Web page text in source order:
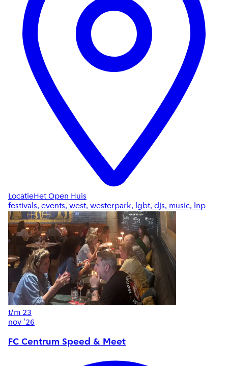
LocatieHet Open Huis
festivals, events, west, westerpark, lgbt, djs, music, lnp
t/m 23
nov '26
FC Centrum Speed & Meet